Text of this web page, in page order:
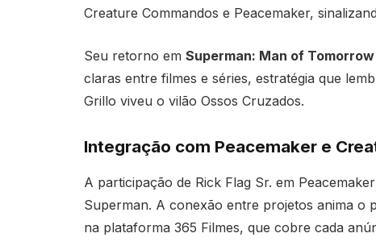
Creature Commandos e Peacemaker,
Seu retorno em Superman: Man of Tomorrow
claras entre filmes e séries, estratégia que
Grillo viveu o vilão Ossos Cruzados.
Integração com Peacemaker e
A participação de Rick Flag Sr. em
Superman. A conexão entre projetos anima o
na plataforma 365 Filmes, que cobre cada